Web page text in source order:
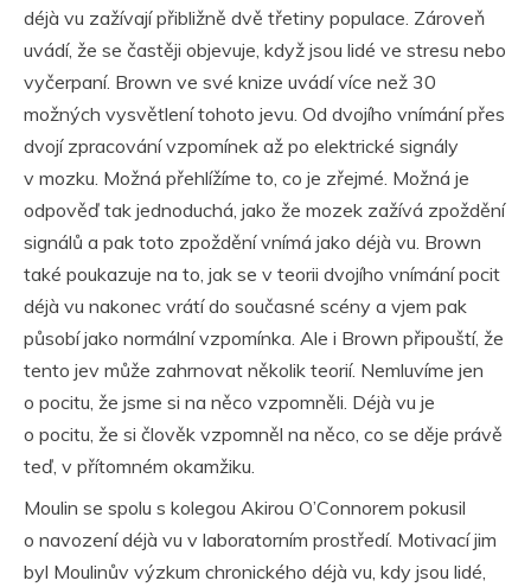
déjà vu zažívají přibližně dvě třetiny populace. Zároveň
uvádí, že se častěji objevuje, když jsou lidé ve stresu nebo
vyčerpaní. Brown ve své knize uvádí více než 30
možných vysvětlení tohoto jevu. Od dvojího vnímání přes
dvojí zpracování vzpomínek až po elektrické signály
v mozku. Možná přehlížíme to, co je zřejmé. Možná je
odpověď tak jednoduchá, jako že mozek zažívá zpoždění
signálů a pak toto zpoždění vnímá jako déjà vu. Brown
také poukazuje na to, jak se v teorii dvojího vnímání pocit
déjà vu nakonec vrátí do současné scény a vjem pak
působí jako normální vzpomínka. Ale i Brown připouští, že
tento jev může zahrnovat několik teorií. Nemluvíme jen
o pocitu, že jsme si na něco vzpomněli. Déjà vu je
o pocitu, že si člověk vzpomněl na něco, co se děje právě
teď, v přítomném okamžiku.
Moulin se spolu s kolegou Akirou O’Connorem pokusil
o navození déjà vu v laboratorním prostředí. Motivací jim
byl Moulinův výzkum chronického déjà vu, kdy jsou lidé,